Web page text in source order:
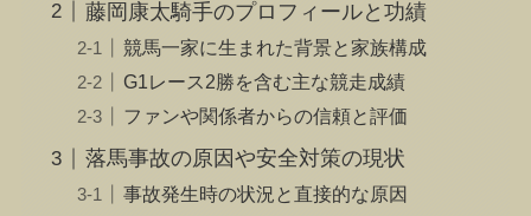
藤岡康太騎手のプロフィールと功績
競馬一家に生まれた背景と家族構成
G1レース2勝を含む主な競走成績
ファンや関係者からの信頼と評価
落馬事故の原因や安全対策の現状
事故発生時の状況と直接的な原因